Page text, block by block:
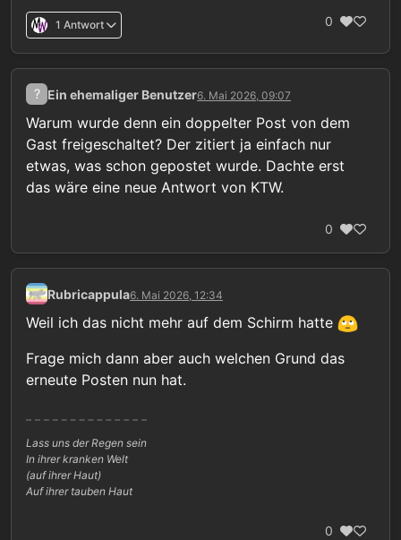
1 Antwort 0
? Ein ehemaliger Benutzer6. Mai 2026, 09:07
Warum wurde denn ein doppelter Post von dem
Gast freigeschaltet? Der zitiert ja einfach nur
etwas, was schon gepostet wurde. Dachte erst
das wäre eine neue Antwort von KTW.
0
Rubricappula6. Mai 2026, 12:34
Weil ich das nicht mehr auf dem Schirm hatte
Frage mich dann aber auch welchen Grund das
erneute Posten nun hat.
Lass uns der Regen sein
In ihrer kranken Welt
(auf ihrer Haut)
Auf ihrer tauben Haut
0